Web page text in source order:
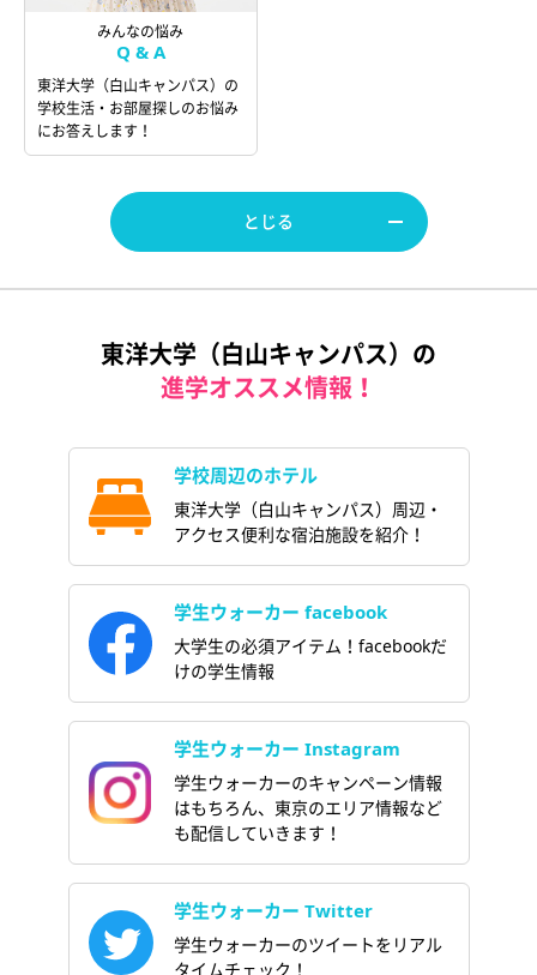
みんなの悩み
Q & A
東洋大学（白山キャンパス）の
学校生活・お部屋探しのお悩み
にお答えします！
とじる
東洋大学（白山キャンパス）の
進学オススメ情報！
学校周辺のホテル
東洋大学（白山キャンパス）周辺・
アクセス便利な宿泊施設を紹介！
学生ウォーカー facebook
大学生の必須アイテム！facebookだ
けの学生情報
学生ウォーカー Instagram
学生ウォーカーのキャンペーン情報
はもちろん、東京のエリア情報など
も配信していきます！
学生ウォーカー Twitter
学生ウォーカーのツイートをリアル
タイムチェック！